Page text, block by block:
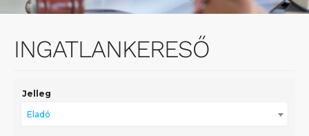
INGATLANKERESŐ
Jelleg
Eladó